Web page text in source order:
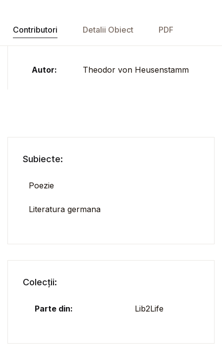
Contributori Detalii Obiect PDF
Autor: Theodor von Heusenstamm
Subiecte:
Poezie
Literatura germana
Colecții:
Parte din: Lib2Life